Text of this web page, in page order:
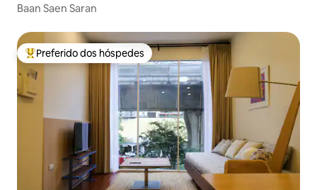
Baan Saen Saran
Entre os melhores preferidos dos hóspedes
Preferido dos hóspedes